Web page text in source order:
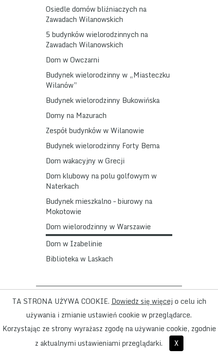
Osiedle domów bliźniaczych na
Zawadach Wilanowskich
5 budynków wielorodzinnych na
Zawadach Wilanowskich
Dom w Owczarni
Budynek wielorodzinny w „Miasteczku
Wilanów”
Budynek wielorodzinny Bukowińska
Domy na Mazurach
Zespół budynków w Wilanowie
Budynek wielorodzinny Forty Bema
Dom wakacyjny w Grecji
Dom klubowy na polu golfowym w
Naterkach
Budynek mieszkalno – biurowy na
Mokotowie
Dom wielorodzinny w Warszawie
Dom w Izabelinie
Biblioteka w Laskach
ADD - Pracownia Architektoniczna ul. Wilcza
23 /38 00-544 Warszawa tel/fax +48 22 621
53 88 ; +48 22 621 27 53 ; +48 602 798
488 ; add(at)addarchitekci.pl
TA STRONA UŻYWA COOKIE. Dowiedz się więcej o celu ich
używania i zmianie ustawień cookie w przeglądarce.
Korzystając ze strony wyrażasz zgodę na używanie cookie, zgodnie
z aktualnymi ustawieniami przeglądarki.
X